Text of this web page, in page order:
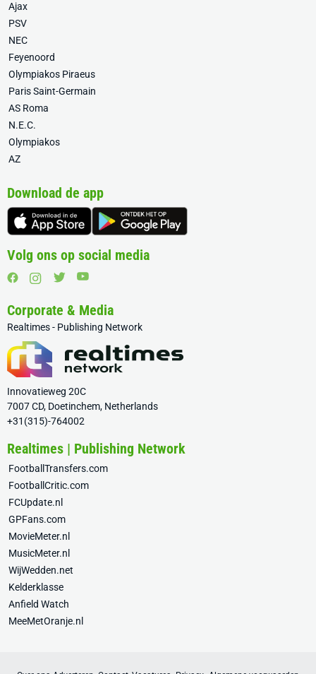
Ajax
PSV
NEC
Feyenoord
Olympiakos Piraeus
Paris Saint-Germain
AS Roma
N.E.C.
Olympiakos
AZ
Download de app
Volg ons op social media
Corporate & Media
Realtimes - Publishing Network
Innovatieweg 20C
7007 CD, Doetinchem, Netherlands
+31(315)-764002
Realtimes | Publishing Network
FootballTransfers.com
FootballCritic.com
FCUpdate.nl
GPFans.com
MovieMeter.nl
MusicMeter.nl
WijWedden.net
Kelderklasse
Anfield Watch
MeeMetOranje.nl